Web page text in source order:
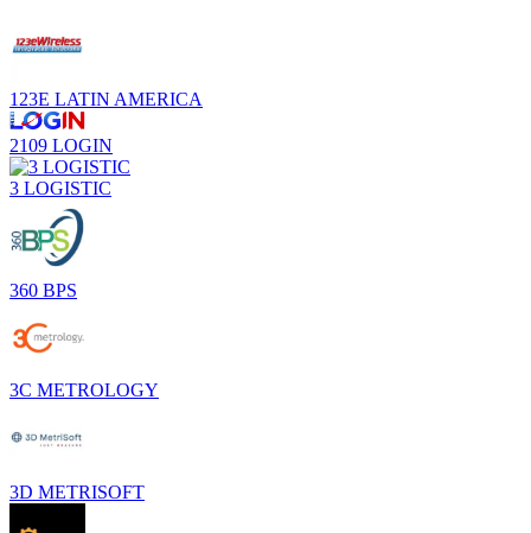
123E LATIN AMERICA
2109 LOGIN
3 LOGISTIC
360 BPS
3C METROLOGY
3D METRISOFT